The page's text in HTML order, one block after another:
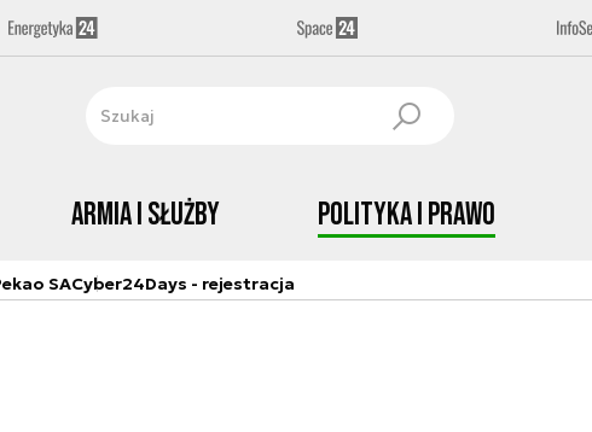
Armia i Służby Polityka i prawo
SACyber24Days - rejestracja